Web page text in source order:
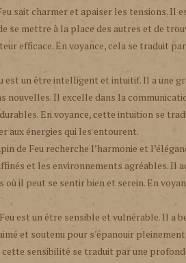
sait charmer et apaiser les tensions. Il
se mettre à la place des autres et de
efficace. En voyance, cela se traduit
est un être intelligent et intuitif. Il a une
nouvelles. Il excelle dans la
En voyance, cette intuition se
aux énergies qui les entourent.
de Feu recherche l’harmonie et
et les environnements agréables. Il
où il peut se sentir bien et serein. En
est un être sensible et vulnérable. Il a
et soutenu pour s’épanouir
sensibilité se traduit par une